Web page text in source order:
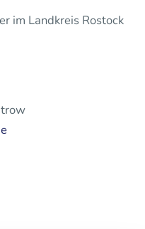
im Landkreis Rostock